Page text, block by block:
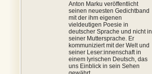
Anton Marku veröffentlicht
seinen neuesten Gedichtband
mit der ihm eigenen
vieldeutigen Poesie in
deutscher Sprache und nicht in
seiner Muttersprache. Er
kommuniziert mit der Welt und
seiner Leser:innenschaft in
einem lyrischen Deutsch, das
uns Einblick in sein Sehen